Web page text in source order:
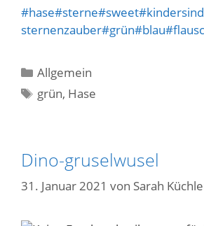
#hase#sterne#sweet
sternenzauber#grün#blau
Kategorien
Allgemein
Schlagwörter
grün, Hase
Dino-gruselwusel
31. Januar 2021 von Sarah